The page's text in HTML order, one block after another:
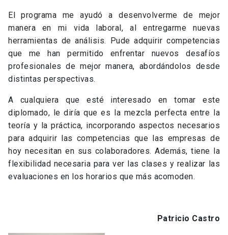
El programa me ayudó a desenvolverme de mejor
manera en mi vida laboral, al entregarme nuevas
herramientas de análisis. Pude adquirir competencias
que me han permitido enfrentar nuevos desafíos
profesionales de mejor manera, abordándolos desde
distintas perspectivas.
A cualquiera que esté interesado en tomar este
diplomado, le diría que es la mezcla perfecta entre la
teoría y la práctica, incorporando aspectos necesarios
para adquirir las competencias que las empresas de
hoy necesitan en sus colaboradores. Además, tiene la
flexibilidad necesaria para ver las clases y realizar las
evaluaciones en los horarios que más acomoden.
Patricio Castro